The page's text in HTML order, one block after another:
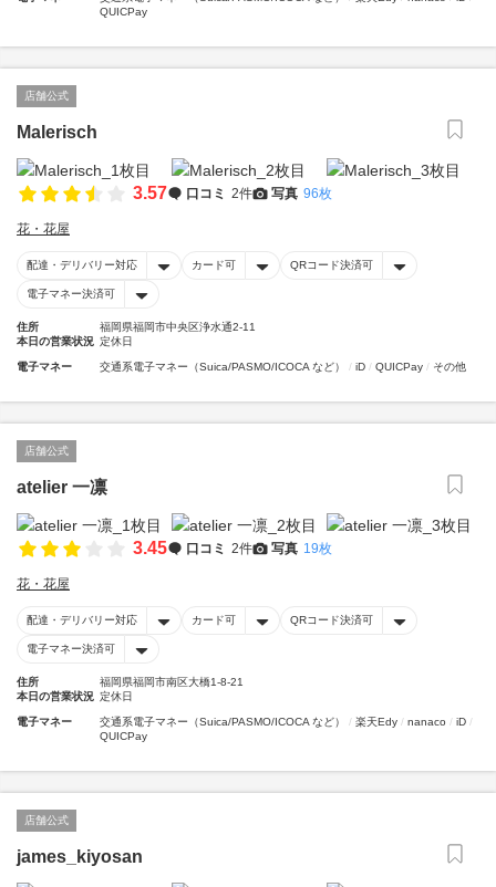
QUICPay
店舗公式
Malerisch
3.57 口コミ 2件 写真 96枚
花・花屋
配達・デリバリー対応 カード可 QRコード決済可
電子マネー決済可
住所
福岡県福岡市中央区浄水通2-11
本日の営業状況 定休日
電子マネー 交通系電子マネー（Suica/PASMO/ICOCA など） iD QUICPay その他
店舗公式
atelier 一凛
3.45 口コミ 2件 写真 19枚
花・花屋
配達・デリバリー対応 カード可 QRコード決済可
電子マネー決済可
住所
福岡県福岡市南区大橋1-8-21
本日の営業状況 定休日
電子マネー 交通系電子マネー（Suica/PASMO/ICOCA など） 楽天Edy nanaco
iD
QUICPay
店舗公式
james_kiyosan